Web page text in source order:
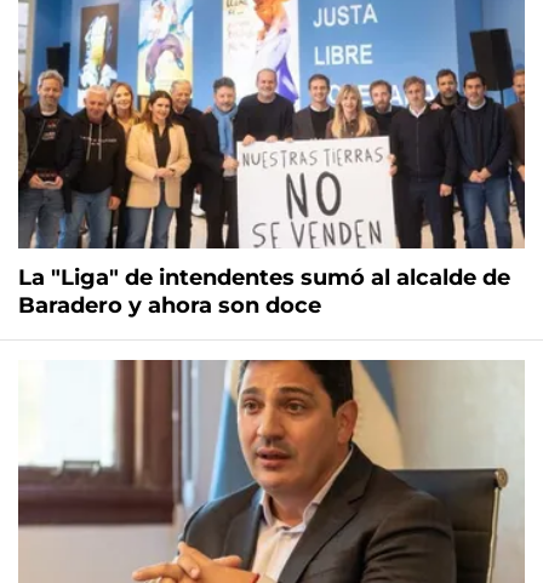
La "Liga" de intendentes sumó al alcalde de
Baradero y ahora son doce